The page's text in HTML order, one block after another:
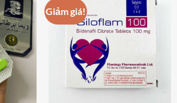
nhiều
biến
tùy
chọn
có
Giảm giá!